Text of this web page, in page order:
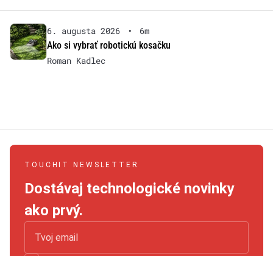
6. augusta 2026 •
6m
Ako si vybrať robotickú kosačku
Roman Kadlec
TOUCHIT NEWSLETTER
Dostávaj technologické novinky
ako prvý.